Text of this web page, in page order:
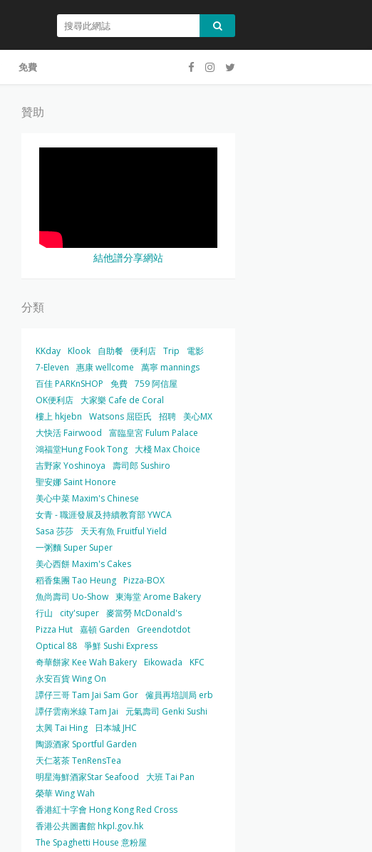
免費
贊助
結他譜分享網站
分類
KKday Klook 自助餐 便利店 Trip
電影
7-Eleven
惠康 wellcome
萬寧 mannings
百佳 PARKnSHOP
免費 759 阿信屋
OK便利店 大家樂 Cafe de Coral
樓上 hkjebn
Watsons 屈臣氏 招聘 美心MX
大快活 Fairwood
富臨皇宮 Fulum Palace
鴻福堂Hung Fook Tong 大棧 Max Choice
吉野家 Yoshinoya
壽司郎 Sushiro
聖安娜 Saint Honore
美心中菜 Maxim's Chinese
女青 - 職涯發展及持續教育部 YWCA
Sasa 莎莎
天天有魚 Fruitful Yield
一粥麵 Super Super
美心西餅 Maxim's Cakes
稻香集團 Tao Heung Pizza-BOX
魚尚壽司 Uo-Show 東海堂 Arome Bakery
行山
city'super 麥當勞 McDonald's
Pizza Hut 嘉頓 Garden
Greendotdot
Optical 88 爭鮮 Sushi Express
奇華餅家 Kee Wah Bakery Eikowada
KFC
永安百貨 Wing On
譚仔三哥 Tam Jai Sam Gor 僱員再培訓局 erb
譚仔雲南米線 Tam Jai
元氣壽司 Genki Sushi
太興 Tai Hing
日本城 JHC
陶源酒家 Sportful Garden
天仁茗茶 TenRensTea
明星海鮮酒家Star Seafood
大班 Tai Pan
榮華 Wing Wah
香港紅十字會 Hong Kong Red Cross
香港公共圖書館 hkpl.gov.hk
The Spaghetti House 意粉屋